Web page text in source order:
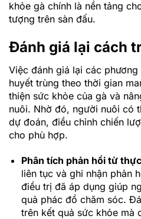
khỏe gà chính là nền tảng
tượng trên sàn đấu.
Đánh giá lại cách
Việc đánh giá lại các
huyết trùng theo thời gian
thiện sức khỏe của gà và
nuôi. Nhờ đó, người nuôi có
dự đoán, điều chỉnh chiến
cho phù hợp.
Phân tích phản hồi từ
liên tục và ghi nhận phản
điều trị đã áp dụng giúp
quả phác đồ chăm sóc.
trên kết quả sức khỏe mà